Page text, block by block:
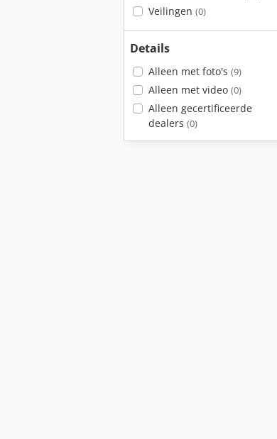
Veilingen (0)
Details
Alleen met foto's (9)
Alleen met video (0)
Alleen gecertificeerde
dealers (0)